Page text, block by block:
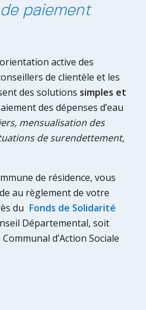
paiement
active des
de clientèle et les
des solutions simples et
des dépenses d’eau
mensualisation des
de surendettement,
de résidence, vous
au règlement de votre
du Fonds de Solidarité
Départemental, soit
d’Action Sociale